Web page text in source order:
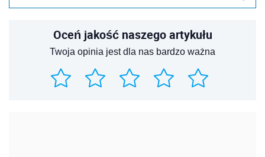
Oceń jakość naszego artykułu
Twoja opinia jest dla nas bardzo ważna